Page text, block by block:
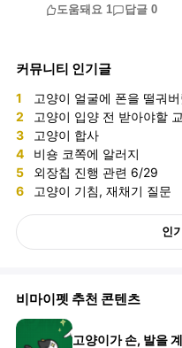
도움돼요 1 답글 0
커뮤니티 인기글
1 고양이 얼굴에 폰을 떨궈
2 고양이 입양 전 받아야할
3 고양이 합사
4 비숑 코쪽에 알러지
5 외장칩 진행 관련 6/29
6 고양이 기침, 재채기 질문
인
비마이펫 추천 콘텐츠
고양이가 손, 발을